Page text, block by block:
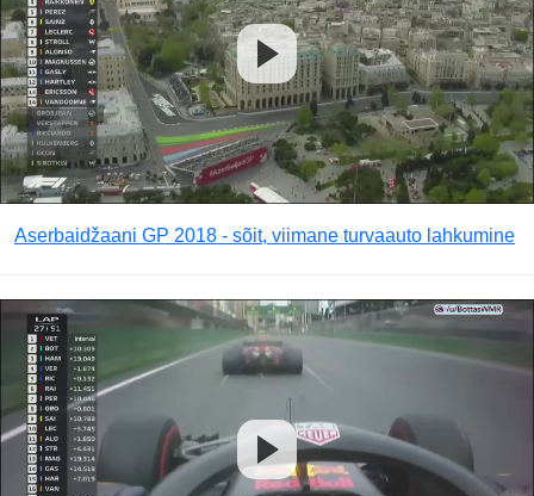
Aserbaidžaani GP 2018 - sõit, viimane turvaauto lahkumine